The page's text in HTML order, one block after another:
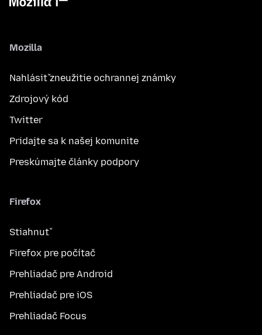
Mozilla
Nahlásiť zneužitie ochrannej známky
Zdrojový kód
Twitter
Pridajte sa k našej komunite
Preskúmajte články podpory
Firefox
Stiahnuť
Firefox pre počítač
Prehliadač pre Android
Prehliadač pre iOS
Prehliadač Focus